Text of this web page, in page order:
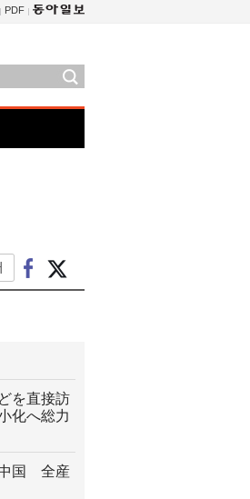
PDF
を直接訪
化へ総力
中国 全産